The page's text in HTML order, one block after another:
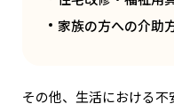
家族の⽅への介助
その他、⽣活における